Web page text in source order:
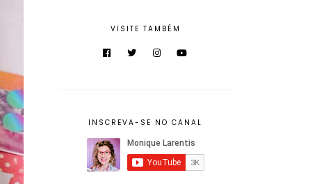
VISITE TAMBÉM
INSCREVA-SE NO CANAL